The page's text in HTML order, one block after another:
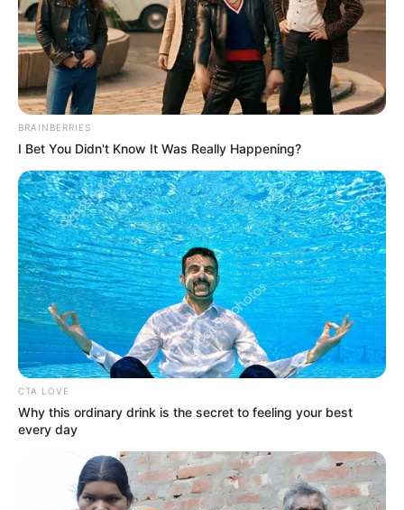
ΔΗΜΟΦΙΛΗ ΑΡΘΡΑ
Ο «Μαύρος Ιππότης» ο εξωγήινος
δορυφόρος σε τροχιά γύρω από τη Γη...
Πέμπτη, 22 Σεπτεμβρίου 2022, 19:25
BRAINBERRIES
I Bet You Didn't Know It Was Really Happening?
CTA LOVE
Why this ordinary drink is the secret to feeling your best
every day